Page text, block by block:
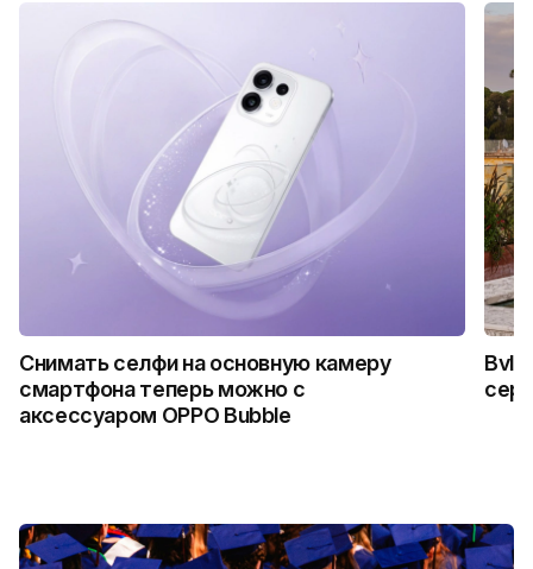
Снимать селфи на основную камеру
смартфона теперь можно с
аксессуаром OPPO Bubble